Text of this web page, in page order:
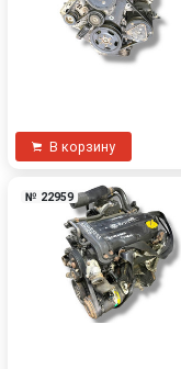
В корзину
№ 22959